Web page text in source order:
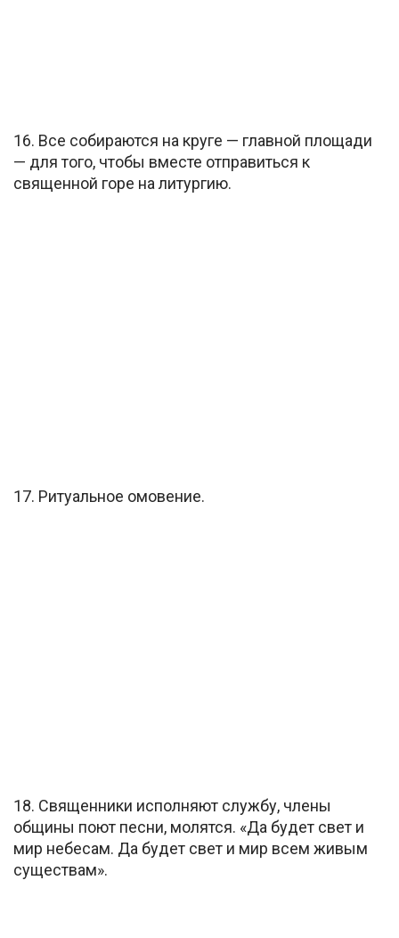
16. Все собираются на круге — главной площади
— для того, чтобы вместе отправиться к
священной горе на литургию.
17. Ритуальное омовение.
18. Священники исполняют службу, члены
общины поют песни, молятся. «Да будет свет и
мир небесам. Да будет свет и мир всем живым
существам».